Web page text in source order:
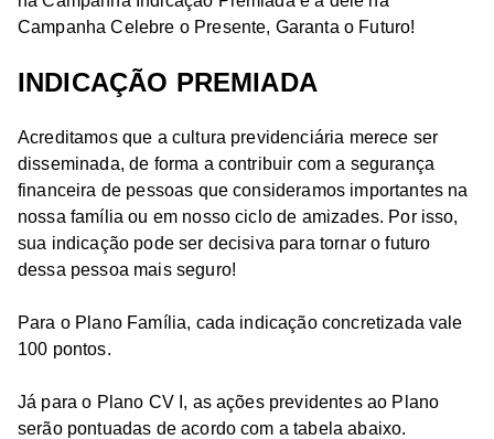
Campanha Celebre o Presente, Garanta o Futuro!
INDICAÇÃO PREMIADA
Acreditamos que a cultura previdenciária merece ser
disseminada, de forma a contribuir com a segurança
financeira de pessoas que consideramos importantes na
nossa família ou em nosso ciclo de amizades. Por isso,
sua indicação pode ser decisiva para tornar o futuro
dessa pessoa mais seguro!
Para o Plano Família, cada indicação concretizada vale
100 pontos.
Já para o Plano CV I, as ações previdentes ao Plano
serão pontuadas de acordo com a tabela abaixo.